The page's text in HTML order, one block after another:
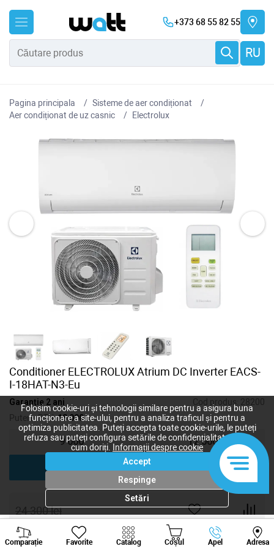
+373 68 55 82 55
RU
Pagina principala
Sisteme de aer condiționat
Aer condiționat de uz casnic
Electrolux
Conditioner ELECTROLUX Atrium DC Inverter EACS-
I-18HAT-N3-Eu
Garanție 2 ani Cod produs: 28200
Putere, BTU:18 000
9 000 12 000
24 300lei
18 225 lei
Comparație Favorite Catalog Coșul Apel Adresa
Viber Whatsapp
Folosim cookie-uri și tehnologii similare pentru a asigura buna
funcționare a site-ului, pentru a analiza traficul și pentru a
optimiza publicitatea. Puteți accepta toate cookie-urile, le puteți
refuza sau puteți configura setările de confidențialitate după
cum doriți.
Informații despre cookie
Accept
Respinge
Setări